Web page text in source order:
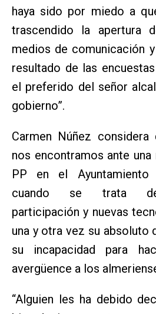
haya sido por miedo a
trascendido la apertura
medios de comunicación
resultado de las
el preferido del señor
gobierno”.
Carmen Núñez considera
nos encontramos ante una
PP en el
cuando se trata de
participación y nuevas
una y otra vez su absoluto
su incapacidad para
avergüence a los
“Alguien les ha debido